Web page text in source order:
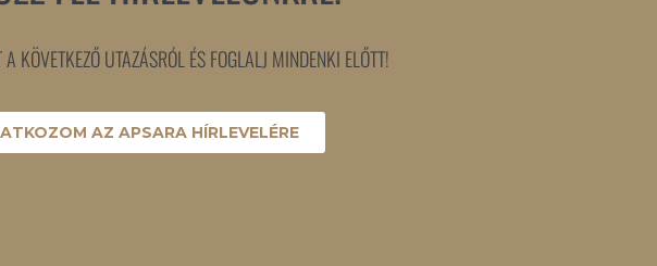
A KÖVETKEZŐ UTAZÁSRÓL ÉS FOGLALJ MINDENKI ELŐTT!
AZ APSARA HÍRLEVELÉRE